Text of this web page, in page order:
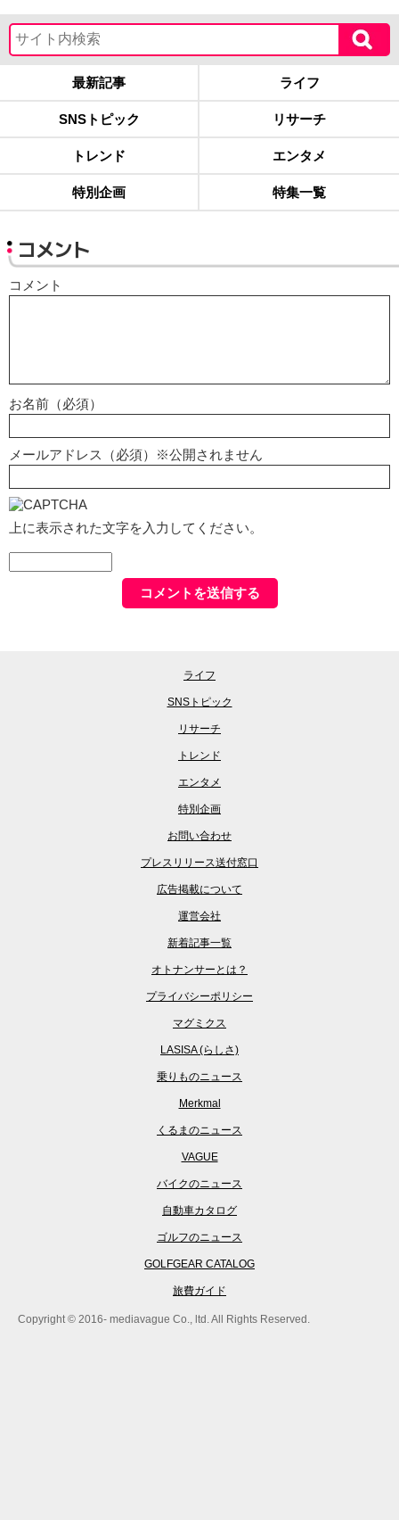
最新記事 ライフ
SNSトピック リサーチ
トレンド エンタメ
特別企画 特集一覧
コメント
コメント
お名前（必須）
メールアドレス（必須）※公開されません
上に表示された文字を入力してください。
ライフ
SNSトピック
リサーチ
トレンド
エンタメ
特別企画
お問い合わせ
プレスリリース送付窓口
広告掲載について
運営会社
新着記事一覧
オトナンサーとは？
プライバシーポリシー
マグミクス
LASISA (らしさ)
乗りものニュース
Merkmal
くるまのニュース
VAGUE
バイクのニュース
自動車カタログ
ゴルフのニュース
GOLFGEAR CATALOG
旅費ガイド
Copyright © 2016- mediavague Co., ltd. All Rights Reserved.